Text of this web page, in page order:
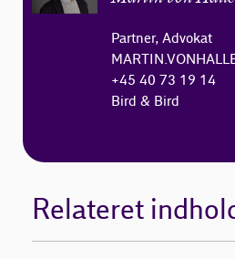
Partner, Advokat
+45 40 73 19 14
Bird & Bird
Relateret